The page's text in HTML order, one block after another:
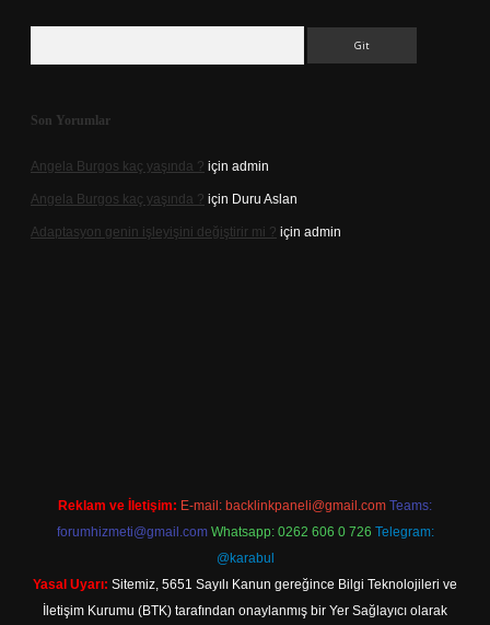
Son Yorumlar
Angela Burgos kaç yaşında ? için admin
Angela Burgos kaç yaşında ? için Duru Aslan
Adaptasyon genin işleyişini değiştirir mi ? için admin
Reklam ve İletişim: E-mail: backlinkpaneli@gmail.com Teams:
forumhizmeti@gmail.com Whatsapp: 0262 606 0 726 Telegram:
@karabul
Yasal Uyarı: Sitemiz, 5651 Sayılı Kanun gereğince Bilgi Teknolojileri ve
İletişim Kurumu (BTK) tarafından onaylanmış bir Yer Sağlayıcı olarak